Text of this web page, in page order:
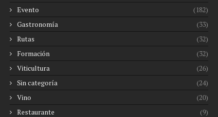
Evento
(182)
Gastronomía
(33)
Rutas
(32)
Formación
(32)
Viticultura
(26)
Sin categoría
(24)
Vino
(20)
Restaurante
(9)